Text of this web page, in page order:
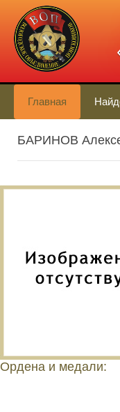
Главная
БАРИНОВ
Ордена и медали: